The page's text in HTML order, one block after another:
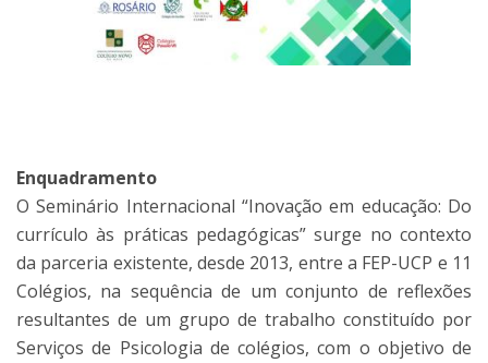
Enquadramento
O Seminário Internacional “Inovação em educação: Do
currículo às práticas pedagógicas” surge no contexto
da parceria existente, desde 2013, entre a FEP-UCP e 11
Colégios, na sequência de um conjunto de reflexões
resultantes de um grupo de trabalho constituído por
Serviços de Psicologia de colégios, com o objetivo de